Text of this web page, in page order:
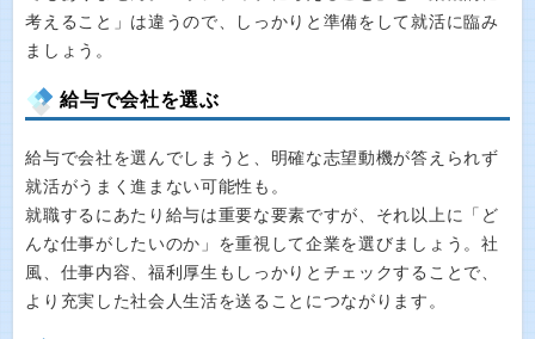
考えること」は違うので、しっかりと準備をして就活に臨み
ましょう。
給与で会社を選ぶ
給与で会社を選んでしまうと、明確な志望動機が答えられず
就活がうまく進まない可能性も。
就職するにあたり給与は重要な要素ですが、それ以上に「ど
んな仕事がしたいのか」を重視して企業を選びましょう。社
風、仕事内容、福利厚生もしっかりとチェックすることで、
より充実した社会人生活を送ることにつながります。